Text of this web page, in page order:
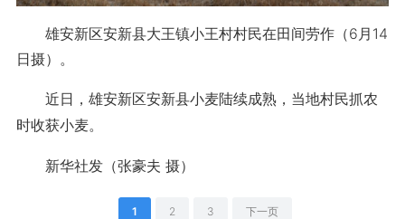
雄安新区安新县大王镇小王村村民在田间劳作（6月14
日摄）。
近日，雄安新区安新县小麦陆续成熟，当地村民抓农
时收获小麦。
新华社发（张豪夫 摄）
1 2 3 下一页